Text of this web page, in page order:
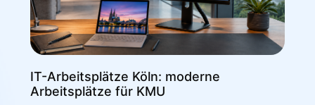
IT-Arbeitsplätze Köln: moderne
Arbeitsplätze für KMU